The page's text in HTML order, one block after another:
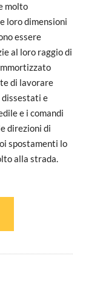
molto
loro dimensioni
essere
al loro raggio di
di lavorare
dissestati e
e i comandi
direzioni di
spostamenti lo
alla strada.